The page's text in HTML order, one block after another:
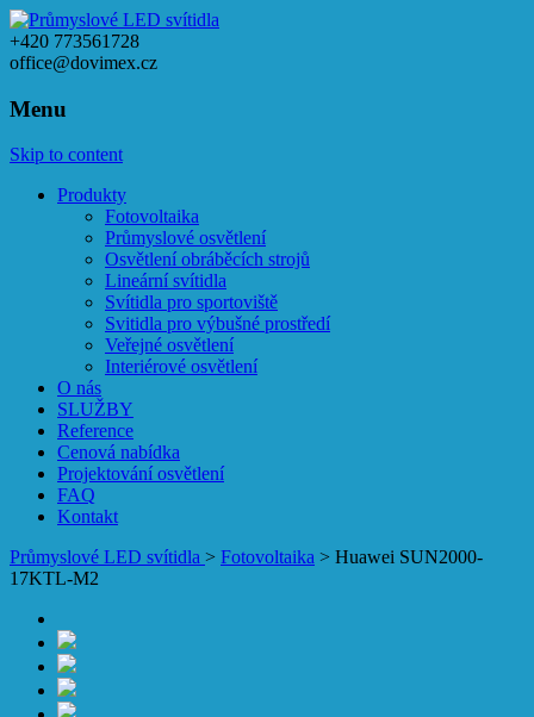
+420 773561728
office@dovimex.cz
Menu
Skip to content
Produkty
Fotovoltaika
Průmyslové osvětlení
Osvětlení obráběcích strojů
Lineární svítidla
Svítidla pro sportoviště
Svitidla pro výbušné prostředí
Veřejné osvětlení
Interiérové osvětlení
O nás
SLUŽBY
Reference
Cenová nabídka
Projektování osvětlení
FAQ
Kontakt
Průmyslové LED svítidla > Fotovoltaika > Huawei SUN2000-
17KTL-M2